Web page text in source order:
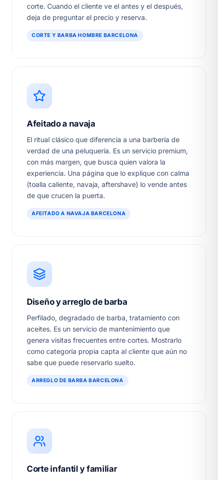
corte. Cuando el cliente ve el antes y el después,
deja de preguntar el precio y reserva.
CORTE Y BARBA HOMBRE BARCELONA
Afeitado a navaja
El ritual clásico que diferencia a una barbería de
verdad de una peluquería. Es un servicio premium,
con más margen, que busca quien valora la
experiencia. Una página que lo explique con calma
(toalla caliente, navaja, aftershave) lo vende antes
de que crucen la puerta.
AFEITADO A NAVAJA BARCELONA
Diseño y arreglo de barba
Perfilado, degradado de barba, tratamiento con
aceites. Es un servicio de mantenimiento que
genera visitas frecuentes entre cortes. Mostrarlo
como categoría propia capta al cliente que aún no
sabe que puede reservarlo suelto.
ARREGLO DE BARBA BARCELONA
Corte infantil y familiar